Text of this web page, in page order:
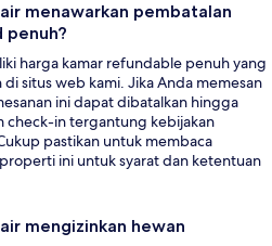
menawarkan pembatalan
penuh?
harga kamar refundable penuh yang
situs web kami. Jika Anda memesan
ini dapat dibatalkan hingga
check-in tergantung kebijakan
pastikan untuk membaca
ini untuk syarat dan ketentuan
mengizinkan hewan